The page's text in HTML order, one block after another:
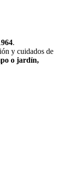
.
y cuidados de
o jardín,